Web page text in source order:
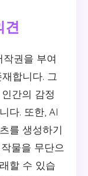
견
권을 부여
합니다. 그
간의 감정
다. 또한, AI
를 생성하기
물을 무단으
할 수 있습